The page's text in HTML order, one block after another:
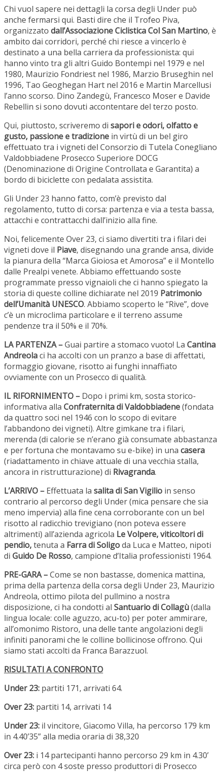
Chi vuol sapere nei dettagli la corsa degli Under può
anche fermarsi qui. Basti dire che il Trofeo Piva,
organizzato dall’Associazione Ciclistica Col San Martino, è
ambito dai corridori, perché chi riesce a vincerlo è
destinato a una bella carriera da professionista: qui
hanno vinto tra gli altri Guido Bontempi nel 1979 e nel
1980, Maurizio Fondriest nel 1986, Marzio Bruseghin nel
1996, Tao Geoghegan Hart nel 2016 e Martin Marcellusi
l’anno scorso. Dino Zandegù, Francesco Moser e Davide
Rebellin si sono dovuti accontentare del terzo posto.
Qui, piuttosto, scriveremo di sapori e odori, olfatto e
gusto, passione e tradizione in virtù di un bel giro
effettuato tra i vigneti del Consorzio di Tutela Conegliano
Valdobbiadene Prosecco Superiore DOCG
(Denominazione di Origine Controllata e Garantita) a
bordo di biciclette con pedalata assistita.
Gli Under 23 hanno fatto, com’è previsto dal
regolamento, tutto di corsa: partenza e via a testa bassa,
attacchi e contrattacchi dall’inizio alla fine.
Noi, felicemente Over 23, ci siamo divertiti tra i filari dei
vigneti dove il Piave, disegnando una grande ansa, divide
la pianura della “Marca Gioiosa et Amorosa” e il Montello
dalle Prealpi venete. Abbiamo effettuando soste
programmate presso vignaioli che ci hanno spiegato la
storia di queste colline dichiarate nel 2019 Patrimonio
dell’Umanità UNESCO. Abbiamo scoperto le “Rive”, dove
c’è un microclima particolare e il terreno assume
pendenze tra il 50% e il 70%.
LA PARTENZA –Guai partire a stomaco vuoto! La Cantina
Andreolaci ha accolti con un pranzo a base di affettati,
formaggio giovane, risotto ai funghi innaffiato
ovviamente con un Prosecco di qualità.
IL RIFORNIMENTO – Dopo i primi km, sosta storico-
informativa alla Confraternita di Valdobbiadene(fondata
da quattro soci nel 1946 con lo scopo di evitare
l’abbandono dei vigneti). Altre gimkane tra i filari,
merenda (di calorie se n’erano già consumate abbastanza
e per fortuna che montavamo su e-bike) in una casera
(riadattamento in chiave attuale di una vecchia stalla,
ancora in ristrutturazione) di Rivagranda.
L’ARRIVO – Effettuata la salita di San Vigilio in senso
contrario al percorso degli Under (mica pensare che sia
meno impervia) alla fine cena corroborante con un bel
risotto al radicchio trevigiano (non poteva essere
altrimenti) all’azienda agricola Le Volpere, viticoltori di
pendio,tenuta a Farra di Soligoda Luca e Matteo, nipoti
di Guido De Rosso, campione d’Italia professionisti 1964.
PRE-GARA –Come se non bastasse, domenica mattina,
prima della partenza della corsa degli Under 23, Maurizio
Andreola, ottimo pilota del pullmino a nostra
disposizione, ci ha condotti al Santuario di Collagù(dalla
lingua locale: colle aguzzo, acu-to) per poter ammirare,
all’omonimo Ristoro, una delle tante angolazioni degli
infiniti panorami che le colline bollicinose offrono. Qui
siamo stati accolti da Franca Barazzuol.
RISULTATI A CONFRONTO
Under 23: partiti 171, arrivati 64.
Over 23: partiti 14, arrivati 14
Under 23: il vincitore, Giacomo Villa, ha percorso 179 km
in 4.40’35” alla media oraria di 38,320
Over 23: i 14 partecipanti hanno percorso 29 km in 4.30’
circa però con 4 soste presso produttori di Prosecco